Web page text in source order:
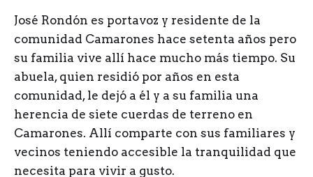
José Rondón es portavoz y residente de la
comunidad Camarones hace setenta años pero
su familia vive allí hace mucho más tiempo. Su
abuela, quien residió por años en esta
comunidad, le dejó a él y a su familia una
herencia de siete cuerdas de terreno en
Camarones. Allí comparte con sus familiares y
vecinos teniendo accesible la tranquilidad que
necesita para vivir a gusto.